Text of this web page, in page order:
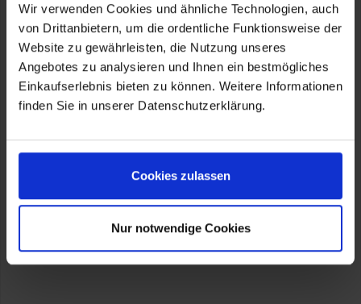
Wir verwenden Cookies und ähnliche Technologien, auch
von Drittanbietern, um die ordentliche Funktionsweise der
Website zu gewährleisten, die Nutzung unseres
Angebotes zu analysieren und Ihnen ein bestmögliches
Einkaufserlebnis bieten zu können. Weitere Informationen
finden Sie in unserer Datenschutzerklärung.
Cookies zulassen
Nur notwendige Cookies
Verfügbar für die Fahrzeuge
R 1250 GS
R 1250 R
R 1250 RS
R 1250 RT
R 1200 GS ab 2013
R 1200 GS ADV ab 2014
R 1200 RS ab 2015
R 1200 RT ab 2014
Artikelnummer:S700-64432-81-006
Bauteil mit Allgemeiner Betriebserlaubnis (ABE)